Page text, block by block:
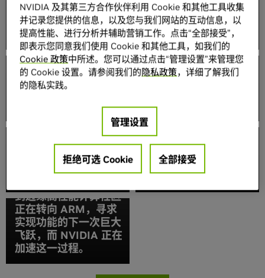
亮相 MLPerf，在 AI
推理基准测试中一骑绝
尘
NVIDIA Clara 平台助
力火山引擎构建医疗健
康和生命科学行业方案
云服务、OEM 借助
NVIDIA AI 让 AI 训练
NVIDIA 团队与
Google Quantum
AI、IBM 及其他行业
计算研究
能领先优势，首次在
Arm服务器上取得佳绩
什么是机器学习模型？
NVIDIA 和 合作伙伴将
ARM 生态系统从百亿
到边缘高性能计算社区
正在转向 ARM，寻求
实现功能的下一次巨大
飞跃，而 NVIDIA 正在
加速这一过程。
NVIDIA 及其第三方合作伙伴利用 Cookie 和其他工具收集
并记录您提供的信息，以及您与我们网站的互动信息，以
提高性能、进行分析并辅助营销工作。点击“全部接受”，
即表示您同意我们使用 Cookie 和其他工具，如我们的
Cookie 政策中所述。您可以通过点击“管理设置”来管理您
的 Cookie 设置。请参阅我们的隐私政策，详细了解我们
的隐私实践。
管理设置
拒绝可选 Cookie 全部接受